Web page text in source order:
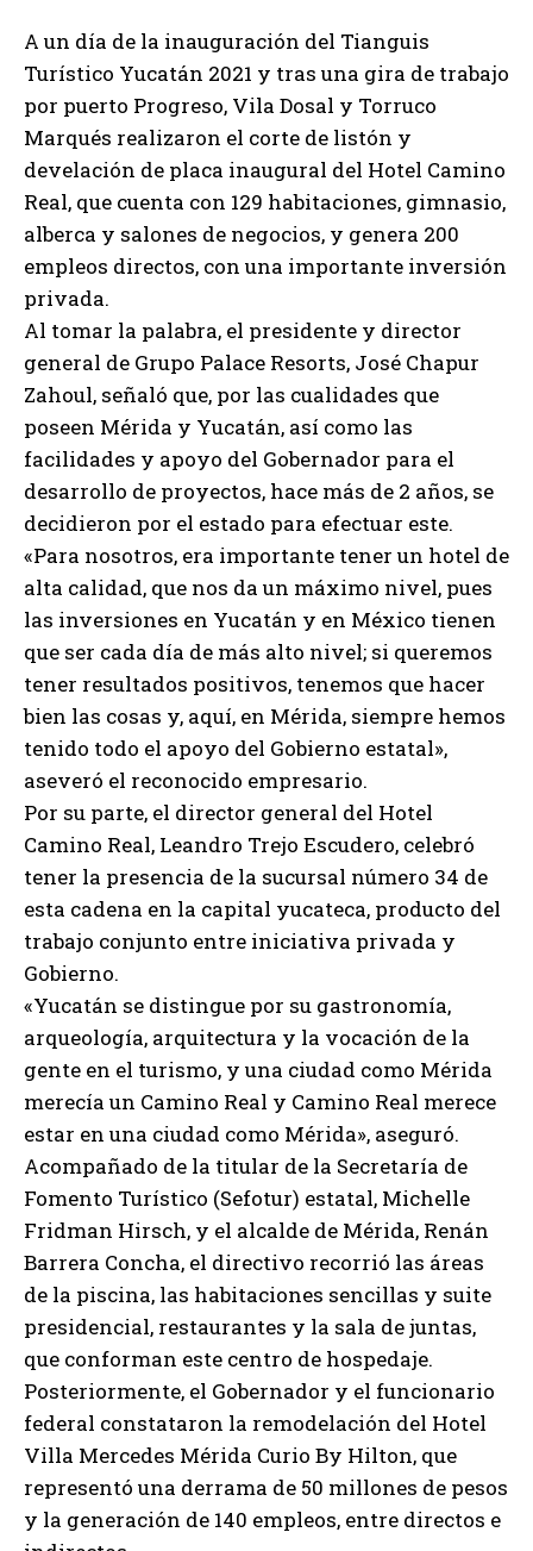
A un día de la inauguración del Tianguis
Turístico Yucatán 2021 y tras una gira de trabajo
por puerto Progreso, Vila Dosal y Torruco
Marqués realizaron el corte de listón y
develación de placa inaugural del Hotel Camino
Real, que cuenta con 129 habitaciones, gimnasio,
alberca y salones de negocios, y genera 200
empleos directos, con una importante inversión
privada.
Al tomar la palabra, el presidente y director
general de Grupo Palace Resorts, José Chapur
Zahoul, señaló que, por las cualidades que
poseen Mérida y Yucatán, así como las
facilidades y apoyo del Gobernador para el
desarrollo de proyectos, hace más de 2 años, se
decidieron por el estado para efectuar este.
«Para nosotros, era importante tener un hotel de
alta calidad, que nos da un máximo nivel, pues
las inversiones en Yucatán y en México tienen
que ser cada día de más alto nivel; si queremos
tener resultados positivos, tenemos que hacer
bien las cosas y, aquí, en Mérida, siempre hemos
tenido todo el apoyo del Gobierno estatal»,
aseveró el reconocido empresario.
Por su parte, el director general del Hotel
Camino Real, Leandro Trejo Escudero, celebró
tener la presencia de la sucursal número 34 de
esta cadena en la capital yucateca, producto del
trabajo conjunto entre iniciativa privada y
Gobierno.
«Yucatán se distingue por su gastronomía,
arqueología, arquitectura y la vocación de la
gente en el turismo, y una ciudad como Mérida
merecía un Camino Real y Camino Real merece
estar en una ciudad como Mérida», aseguró.
Acompañado de la titular de la Secretaría de
Fomento Turístico (Sefotur) estatal, Michelle
Fridman Hirsch, y el alcalde de Mérida, Renán
Barrera Concha, el directivo recorrió las áreas
de la piscina, las habitaciones sencillas y suite
presidencial, restaurantes y la sala de juntas,
que conforman este centro de hospedaje.
Posteriormente, el Gobernador y el funcionario
federal constataron la remodelación del Hotel
Villa Mercedes Mérida Curio By Hilton, que
representó una derrama de 50 millones de pesos
y la generación de 140 empleos, entre directos e